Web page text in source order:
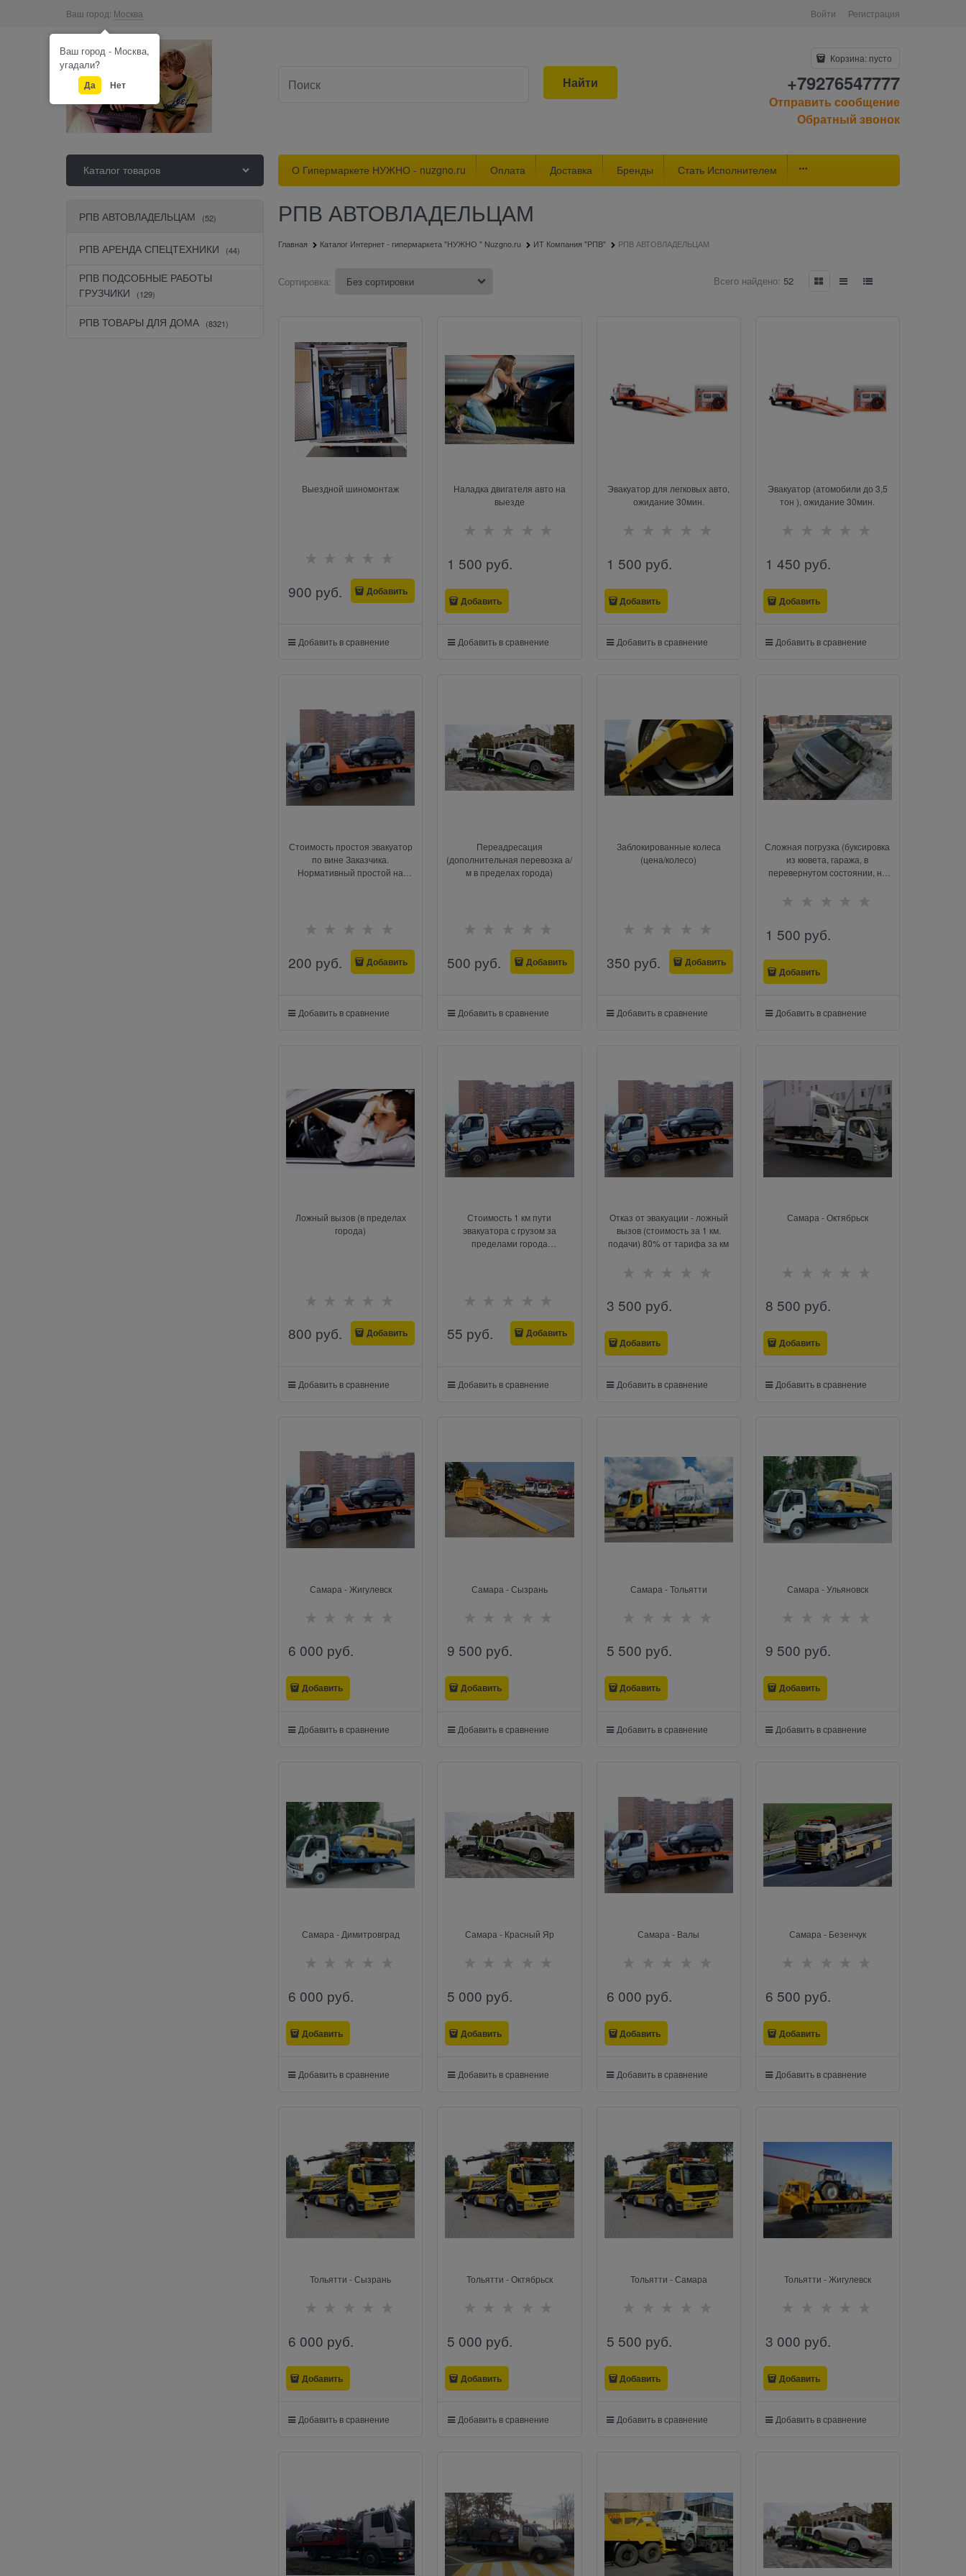
Ваш город: Москва Войти Регистрация
Найти
Корзина: пусто
+79276547777
Отправить сообщение
Обратный звонок
Каталог товаров О Гипермаркете НУЖНО - nuzgno.ru Оплата Доставка Бренды Стать Исполнителем
РПВ АВТОВЛАДЕЛЬЦАМ (52)
РПВ АРЕНДА СПЕЦТЕХНИКИ (44)
РПВ ПОДСОБНЫЕ РАБОТЫ
ГРУЗЧИКИ
(129)
РПВ ТОВАРЫ ДЛЯ ДОМА (8321)
РПВ АВТОВЛАДЕЛЬЦАМ
Главная Каталог Интернет - гипермаркета "НУЖНО " Nuzgno.ru ИТ Компания "РПВ" РПВ АВТОВЛАДЕЛЬЦАМ
Сортировка: Всего найдено: 52
Выездной шиномонтаж
900 руб. Добавить
Добавить в сравнение
Наладка двигателя авто на
выезде
1 500 руб.
Добавить
Добавить в сравнение
Эвакуатор для легковых авто,
ожидание 30мин.
1 500 руб.
Добавить
Добавить в сравнение
Эвакуатор (атомобили до 3,5
тон ), ожидание 30мин.
1 450 руб.
Добавить
Добавить в сравнение
Стоимость простоя эвакуатор
по вине Заказчика.
Нормативный простой на
200 руб. Добавить
Добавить в сравнение
Переадресация
(дополнительная перевозка а/
м в пределах города)
500 руб. Добавить
Добавить в сравнение
Заблокированные колеса
(цена/колесо)
350 руб. Добавить
Добавить в сравнение
Сложная погрузка (буксировка
из кювета, гаража, в
перевернутом состоянии, на
1 500 руб.
Добавить
Добавить в сравнение
Ложный вызов (в пределах
города)
800 руб. Добавить
Добавить в сравнение
Стоимость 1 км пути
эвакуатора с грузом за
пределами города
55 руб. Добавить
Добавить в сравнение
Отказ от эвакуации - ложный
вызов (стоимость за 1 км.
подачи) 80% от тарифа за км
3 500 руб.
Добавить
Добавить в сравнение
Самара - Октябрьск
8 500 руб.
Добавить
Добавить в сравнение
Самара - Жигулевск
6 000 руб.
Добавить
Добавить в сравнение
Самара - Сызрань
9 500 руб.
Добавить
Добавить в сравнение
Самара - Тольятти
5 500 руб.
Добавить
Добавить в сравнение
Самара - Ульяновск
9 500 руб.
Добавить
Добавить в сравнение
Самара - Димитровград
6 000 руб.
Добавить
Добавить в сравнение
Самара - Красный Яр
5 000 руб.
Добавить
Добавить в сравнение
Самара - Валы
6 000 руб.
Добавить
Добавить в сравнение
Самара - Безенчук
6 500 руб.
Добавить
Добавить в сравнение
Тольятти - Сызрань
6 000 руб.
Добавить
Добавить в сравнение
Тольятти - Октябрьск
5 000 руб.
Добавить
Добавить в сравнение
Тольятти - Самара
5 500 руб.
Добавить
Добавить в сравнение
Тольятти - Жигулевск
3 000 руб.
Добавить
Добавить в сравнение
Ваш город - Москва,
угадали?
Да Нет